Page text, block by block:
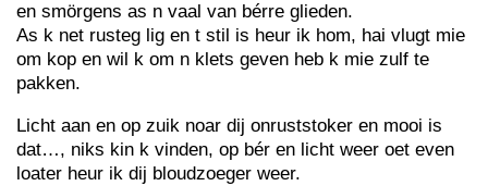
en smörgens as n vaal van bérre glieden.
As k net rusteg lig en t stil is heur ik hom, hai vlugt mie
om kop en wil k om n klets geven heb k mie zulf te
pakken.
Licht aan en op zuik noar dij onruststoker en mooi is
dat…, niks kin k vinden, op bér en licht weer oet even
loater heur ik dij bloudzoeger weer.